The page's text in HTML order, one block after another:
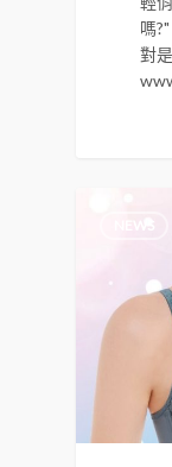
嗎
對
NEWS